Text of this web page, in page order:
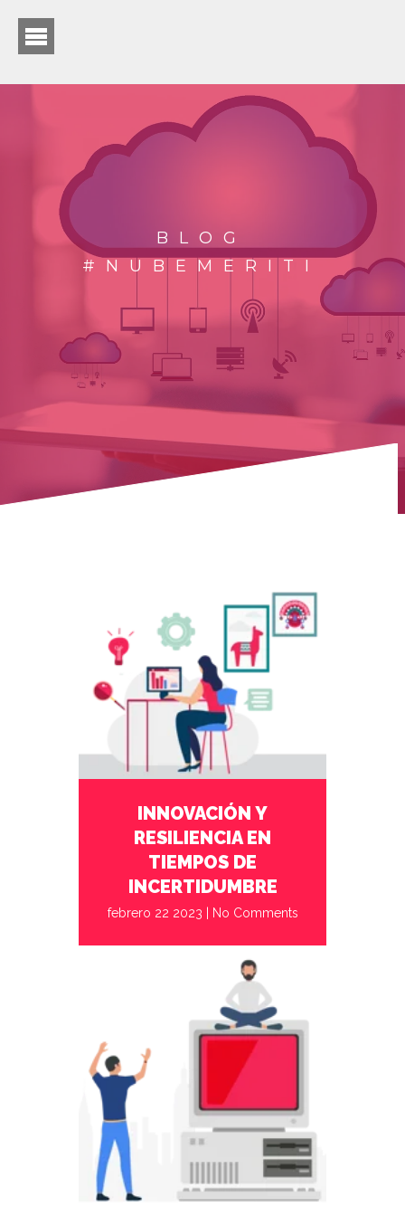
BLOG
#NUBEMERITI
INNOVACIÓN Y
RESILIENCIA EN
TIEMPOS DE
INCERTIDUMBRE
febrero 22 2023 No Comments
febrero 22 2023 No Comments
La ola de manifestaciones y protestas
que afectan al Perú generan s
problemas para aquellos que
necesitan llegar a sus lugares de
En este contexto, las
soluciones de trabajo remoto son[...]
diciembre 14 2022 No Comments
De qué manera la solución de
videollamadas de Google te garantiza
que tus datos y los de tu organización
estánperfectamente protegidos
durante las comunicaciones.